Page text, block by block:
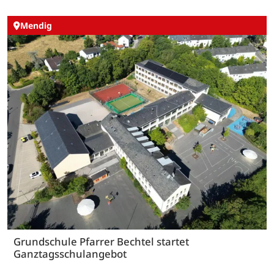
Mendig
Grundschule Pfarrer Bechtel startet
Ganztagsschulangebot